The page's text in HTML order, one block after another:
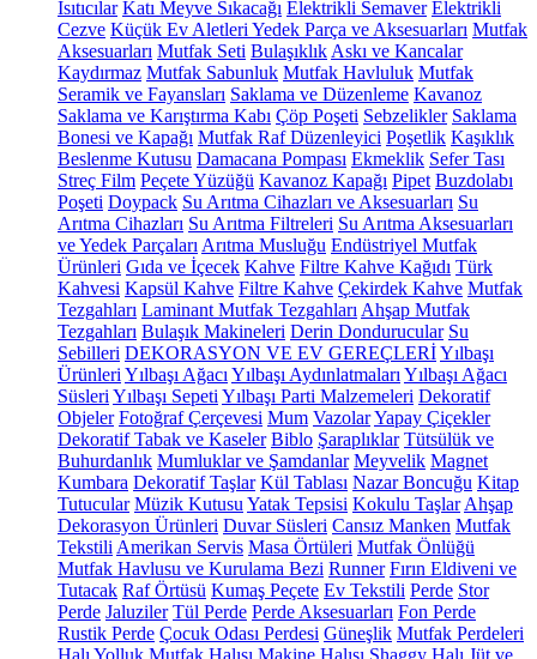
Isıtıcılar Katı Meyve Sıkacağı Elektrikli Semaver Elektrikli
Cezve Küçük Ev Aletleri Yedek Parça ve Aksesuarları Mutfak
Aksesuarları Mutfak Seti Bulaşıklık Askı ve Kancalar
Kaydırmaz Mutfak Sabunluk Mutfak Havluluk Mutfak
Seramik ve Fayansları Saklama ve Düzenleme Kavanoz
Saklama ve Karıştırma Kabı Çöp Poşeti Sebzelikler Saklama
Bonesi ve Kapağı Mutfak Raf Düzenleyici Poşetlik Kaşıklık
Beslenme Kutusu Damacana Pompası Ekmeklik Sefer Tası
Streç Film Peçete Yüzüğü Kavanoz Kapağı Pipet Buzdolabı
Poşeti Doypack Su Arıtma Cihazları ve Aksesuarları Su
Arıtma Cihazları Su Arıtma Filtreleri Su Arıtma Aksesuarları
ve Yedek Parçaları Arıtma Musluğu Endüstriyel Mutfak
Ürünleri Gıda ve İçecek Kahve Filtre Kahve Kağıdı Türk
Kahvesi Kapsül Kahve Filtre Kahve Çekirdek Kahve Mutfak
Tezgahları Laminant Mutfak Tezgahları Ahşap Mutfak
Tezgahları Bulaşık Makineleri Derin Dondurucular Su
Sebilleri DEKORASYON VE EV GEREÇLERİYılbaşı
Ürünleri Yılbaşı Ağacı Yılbaşı Aydınlatmaları Yılbaşı Ağacı
Süsleri Yılbaşı Sepeti Yılbaşı Parti Malzemeleri Dekoratif
Objeler Fotoğraf Çerçevesi Mum VazolarYapay Çiçekler
Dekoratif Tabak ve Kaseler Biblo Şaraplıklar Tütsülük ve
Buhurdanlık Mumluklar ve Şamdanlar Meyvelik Magnet
Kumbara Dekoratif Taşlar Kül Tablası Nazar Boncuğu Kitap
Tutucular Müzik Kutusu Yatak Tepsisi Kokulu Taşlar Ahşap
Dekorasyon Ürünleri Duvar Süsleri Cansız Manken Mutfak
Tekstili Amerikan Servis Masa Örtüleri Mutfak Önlüğü
Mutfak Havlusu ve Kurulama Bezi Runner Fırın Eldiveni ve
Tutacak Raf Örtüsü Kumaş Peçete Ev Tekstili Perde Stor
Perde Jaluziler Tül Perde Perde Aksesuarları Fon Perde
Rustik Perde Çocuk Odası Perdesi Güneşlik Mutfak Perdeleri
Halı Yolluk Mutfak Halısı Makine Halısı Shaggy Halı Jüt ve